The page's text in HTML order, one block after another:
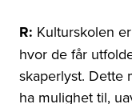
R: Kulturskolen
hvor de får
skaperlyst. Dette
ha mulighet til,